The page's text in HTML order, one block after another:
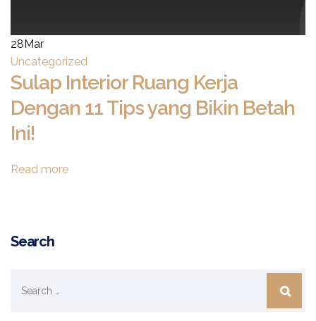
28Mar
Uncategorized
Sulap Interior Ruang Kerja
Dengan 11 Tips yang Bikin Betah
Ini!
Read more
Search